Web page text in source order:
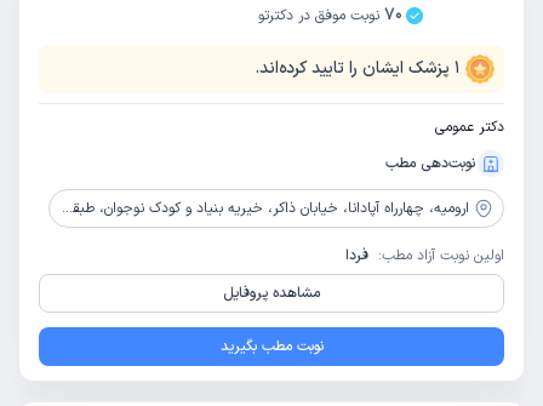
70 نوبت موفق در دکترتو
1 پزشک ایشان را تایید کرده‌اند.
دکتر عمومی
نوبت‌دهی مطب
ارومیه، چهارراه آپادانا، خیابان ذاکر، خیریه بنیاد و کودک نوجوان، طبقه دوم، واحد مکنا
اولین نوبت آزاد مطب: فردا
مشاهده پروفایل
نوبت مطب بگیرید